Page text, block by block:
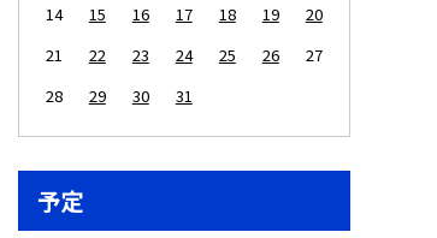
14
15 16 17 18 19
20
21
22 23 24 25 26
27
28
29 30 31
予定